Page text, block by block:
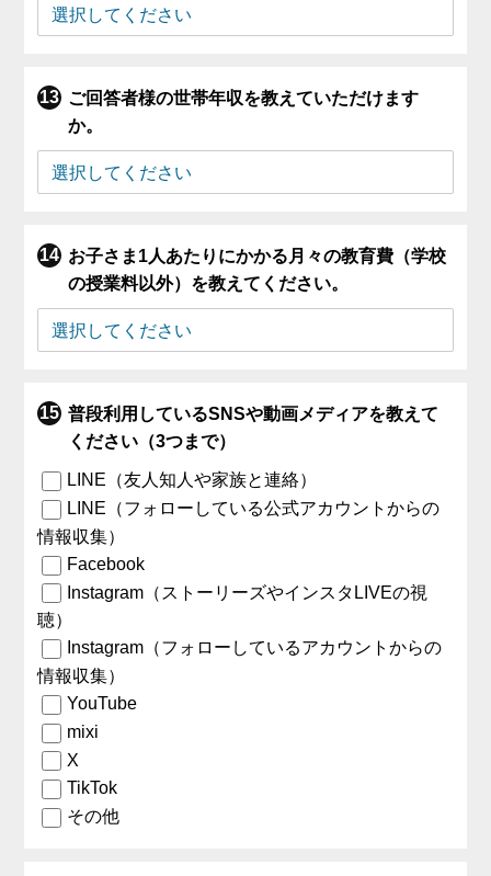
ご回答者様の世帯年収を教えていただけます
か。
お子さま1人あたりにかかる月々の教育費（学校
の授業料以外）を教えてください。
普段利用しているSNSや動画メディアを教えて
ください（3つまで）
LINE（友人知人や家族と連絡）
LINE（フォローしている公式アカウントからの
情報収集）
Facebook
Instagram（ストーリーズやインスタLIVEの視
聴）
Instagram（フォローしているアカウントからの
情報収集）
YouTube
mixi
X
TikTok
その他